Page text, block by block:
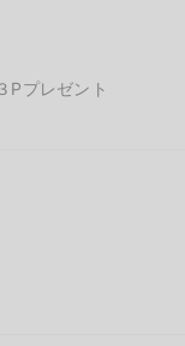
Pプレゼント